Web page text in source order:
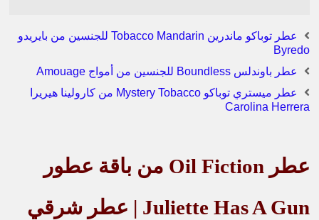
عطر توباكو ماندرين Tobacco Mandarin للجنسين من بايريدو
Byredo
عطر باوندلس Boundless للجنسين من أمواج Amouage
عطر ميستري توباكو Mystery Tobacco من كارولينا هيريرا
Carolina Herrera
عطر Oil Fiction من باقة عطور
Juliette Has A Gun | عطر شرقي